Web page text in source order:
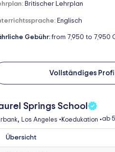
Britischer Lehrplan
Englisch
Gebühr:from 7,950 to 7,950
Vollständiges Profil
Springs School
, Los Angeles • Koedukation •ab 5
Übersicht